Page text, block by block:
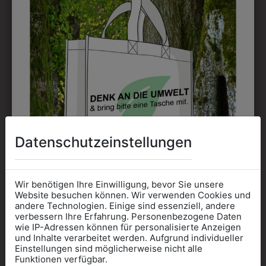
6HSW453910
SCHÜRZE 45 CHERRY
€ 12,90
31805PIELA002
PANTOFFEL PIEL-A
€ 40,90
Datenschutzeinstellungen
Wir benötigen Ihre Einwilligung, bevor Sie unsere
Website besuchen können. Wir verwenden Cookies und
andere Technologien. Einige sind essenziell, andere
verbessern Ihre Erfahrung. Personenbezogene Daten
wie IP-Adressen können für personalisierte Anzeigen
und Inhalte verarbeitet werden. Aufgrund individueller
Einstellungen sind möglicherweise nicht alle
Funktionen verfügbar.
Informationen wenn Sie
Kleidung